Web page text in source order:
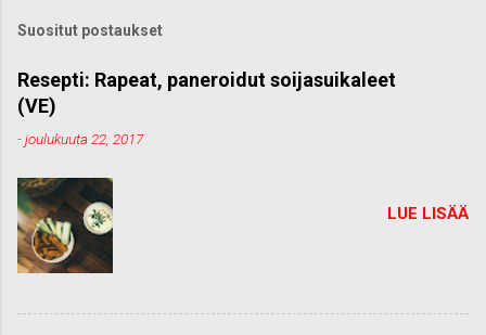
o
m
e
n
Suositut postaukset
Resepti: Rapeat, paneroidut soijasuikaleet
(VE)
-joulukuuta 22, 2017
LUE LISÄÄ